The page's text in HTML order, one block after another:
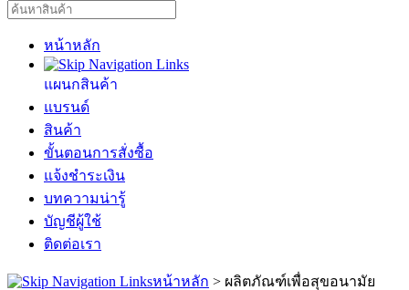
หน้าหลัก
แผนกสินค้า
แบรนด์
สินค้า
ขั้นตอนการสั่งซื้อ
แจ้งชำระเงิน
บทความน่ารู้
บัญชีผู้ใช้
ติดต่อเรา
หน้าหลัก > ผลิตภัณฑ์เพื่อสุขอนามัย